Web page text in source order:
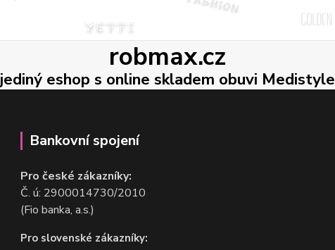
robmax.cz
jediný eshop s online skladem obuvi Medistyle
Bankovní spojení
Pro české zákazníky:
Č. ú: 2900014730/2010
(Fio banka, a.s.)
Pro slovenské zákazníky: